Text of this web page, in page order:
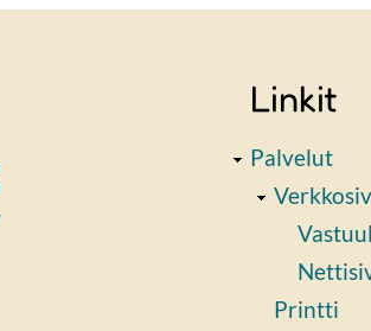
Linkit
Palvelut
Printti